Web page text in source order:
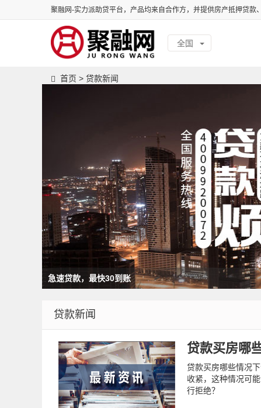
聚融网-实力派助贷平台，产品均来自合作方，并提供房产抵押贷款
全国
首页 > 贷款新闻
急速贷款，最快30到账
贷款新闻
贷款买房哪
贷款买房哪些情况
收紧，这种情况可
行拒绝？